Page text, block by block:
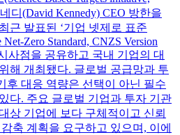
디(David Kennedy) CEO 방한을
근 발표된 ‘기업 넷제로 표준
Net-Zero Standard, CNZS Version
사점을 공유하고 국내 기업의 대
해 개최됐다. 글로벌 공급망과 투
후 대응 역량은 선택이 아닌 필수
다. 주요 글로벌 기업과 투자 기관
상 기업에 보다 구체적이고 신뢰
축 계획을 요구하고 있으며, 이에